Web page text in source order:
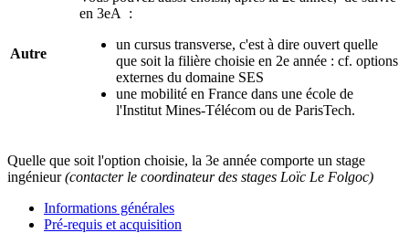
Autre
en 3eA :
un cursus transverse, c'est à dire ouvert quelle
que soit la filière choisie en 2e année : cf. options
externes du domaine SES
une mobilité en France dans une école de
l'Institut Mines-Télécom ou de ParisTech.
Quelle que soit l'option choisie, la 3e année comporte un stage
ingénieur(contacter le coordinateur des stages Loïc Le Folgoc)
Informations générales
Pré-requis et acquisition